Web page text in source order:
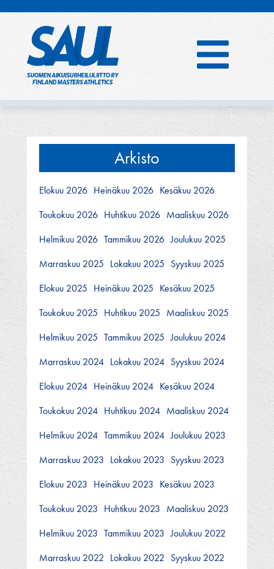
Arkisto
Elokuu 2026 Heinäkuu 2026 Kesäkuu 2026
Toukokuu 2026 Huhtikuu 2026 Maaliskuu 2026
Helmikuu 2026 Tammikuu 2026 Joulukuu 2025
Marraskuu 2025 Lokakuu 2025 Syyskuu 2025
Elokuu 2025 Heinäkuu 2025 Kesäkuu 2025
Toukokuu 2025 Huhtikuu 2025 Maaliskuu 2025
Helmikuu 2025 Tammikuu 2025 Joulukuu 2024
Marraskuu 2024 Lokakuu 2024 Syyskuu 2024
Elokuu 2024 Heinäkuu 2024 Kesäkuu 2024
Toukokuu 2024 Huhtikuu 2024 Maaliskuu 2024
Helmikuu 2024 Tammikuu 2024 Joulukuu 2023
Marraskuu 2023 Lokakuu 2023 Syyskuu 2023
Elokuu 2023 Heinäkuu 2023 Kesäkuu 2023
Toukokuu 2023 Huhtikuu 2023 Maaliskuu 2023
Helmikuu 2023 Tammikuu 2023 Joulukuu 2022
Marraskuu 2022 Lokakuu 2022 Syyskuu 2022